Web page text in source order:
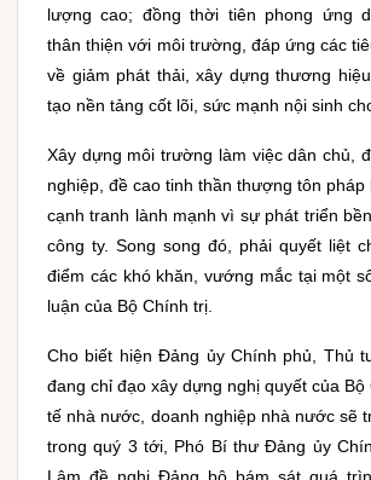
lượng cao; đồng thời tiên phong ứng
thân thiện với môi trường, đáp ứng các
về giảm phát thải, xây dựng thương hiệu
tạo nền tảng cốt lõi, sức mạnh nội sinh
Xây dựng môi trường làm việc dân chủ,
nghiệp, đề cao tinh thần thượng tôn pháp
cạnh tranh lành mạnh vì sự phát triển
công ty. Song song đó, phải quyết liệt
điểm các khó khăn, vướng mắc tại một
luận của Bộ Chính trị.
Cho biết hiện Đảng ủy Chính phủ, Thủ
đang chỉ đạo xây dựng nghị quyết của Bộ
tế nhà nước, doanh nghiệp nhà nước sẽ
trong quý 3 tới, Phó Bí thư Đảng ủy
Lâm đề nghị Đảng bộ bám sát quá